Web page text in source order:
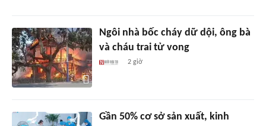
Ngôi nhà bốc cháy dữ dội, ông bà
và cháu trai tử vong
2 giờ
Gần 50% cơ sở sản xuất, kinh